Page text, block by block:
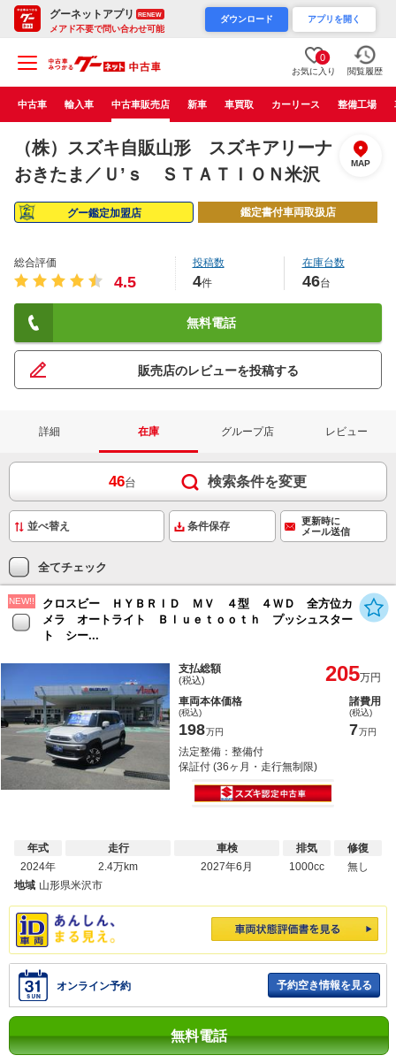
グーネットアプリ RENEW
メアド不要で問い合わせ可能
ダウンロード アプリを開く
0
お気に入り 閲覧履歴
中古車 輸入車 中古車販売店 新車 車買取 カーリース 整備工場
（株）スズキ自販山形 スズキアリーナ
おきたま／Ｕ’ｓ ＳＴＡＴＩＯＮ米沢
MAP
グー鑑定加盟店 鑑定書付車両取扱店
総合評価
4.5
投稿数
4件
在庫台数
46台
無料電話
販売店のレビューを投稿する
詳細 在庫 グループ店 レビュー
46台 検索条件を変更
条件保存
更新時に
メール送信
全てチェック
NEW!!
クロスビー ＨＹＢＲＩＤ ＭＶ ４型 ４ＷＤ 全方位カ
メラ オートライト Ｂｌｕｅｔｏｏｔｈ プッシュスター
ト シー...
支払総額
(税込) 205万円
車両本体価格
(税込)
198万円
諸費用
(税込)
7万円
法定整備：整備付
保証付 (36ヶ月・走行無制限)
年式
2024年
走行
2.4万km
車検
2027年6月
排気
1000cc
修復
無し
地域 山形県米沢市
オンライン予約 予約空き情報を見る
無料電話